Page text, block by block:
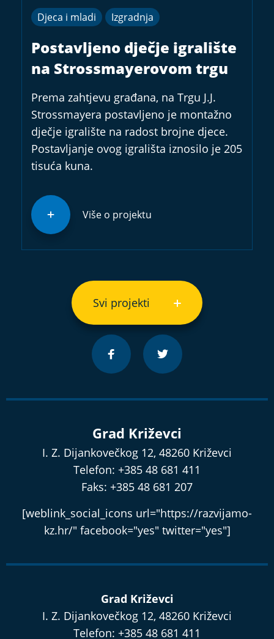
Djeca i mladi Izgradnja
Postavljeno dječje igralište
na Strossmayerovom trgu
Prema zahtjevu građana, na Trgu J.J.
Strossmayera postavljeno je montažno
dječje igralište na radost brojne djece.
Postavljanje ovog igrališta iznosilo je 205
tisuća kuna.
Više o projektu
Svi projekti
Grad Križevci
I. Z. Dijankovečkog 12, 48260 Križevci
Telefon: +385 48 681 411
Faks: +385 48 681 207
[weblink_social_icons url="https://razvijamo-
kz.hr/" facebook="yes" twitter="yes"]
Grad Križevci
I. Z. Dijankovečkog 12, 48260 Križevci
Telefon: +385 48 681 411